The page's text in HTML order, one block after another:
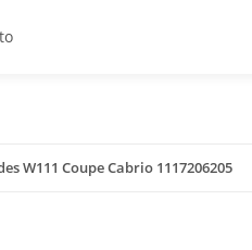
W111 Coupe Cabrio 1117206205